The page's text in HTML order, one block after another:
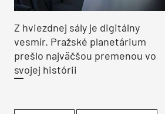
Z hviezdnej sály je digitálny
vesmír. Pražské planetárium
prešlo najväčšou premenou vo
svojej histórii